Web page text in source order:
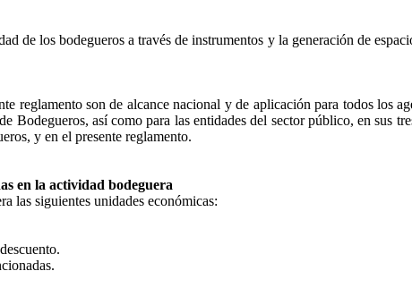
de los bodegueros a través de instrumentos y la generación de
reglamento son de alcance nacional y de aplicación para todos los
Bodegueros, así como para las entidades del sector público, en sus
y en el presente reglamento.
en la actividad bodeguera
las siguientes unidades económicas: